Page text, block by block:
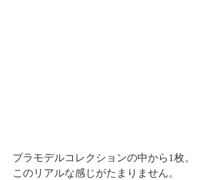
プラモデルコレクションの中から1枚。
このリアルな感じがたまりません。